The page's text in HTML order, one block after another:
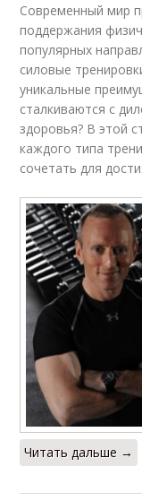
Современный мир
поддержания
популярных
силовые
уникальные
сталкиваются с
здоровья? В этой
каждого типа
сочетать для
Читать дальше →